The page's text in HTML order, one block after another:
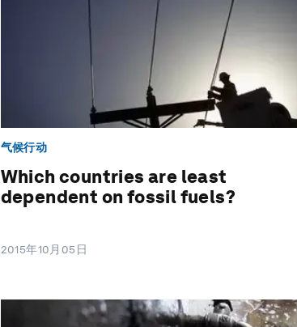
气候行动
Which countries are least
dependent on fossil fuels?
2015年10月05日